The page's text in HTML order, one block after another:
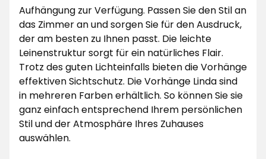
Aufhängung zur Verfügung. Passen Sie den Stil an
das Zimmer an und sorgen Sie für den Ausdruck,
der am besten zu Ihnen passt. Die leichte
Leinenstruktur sorgt für ein natürliches Flair.
Trotz des guten Lichteinfalls bieten die Vorhänge
effektiven Sichtschutz. Die Vorhänge Linda sind
in mehreren Farben erhältlich. So können Sie sie
ganz einfach entsprechend Ihrem persönlichen
Stil und der Atmosphäre Ihres Zuhauses
auswählen.